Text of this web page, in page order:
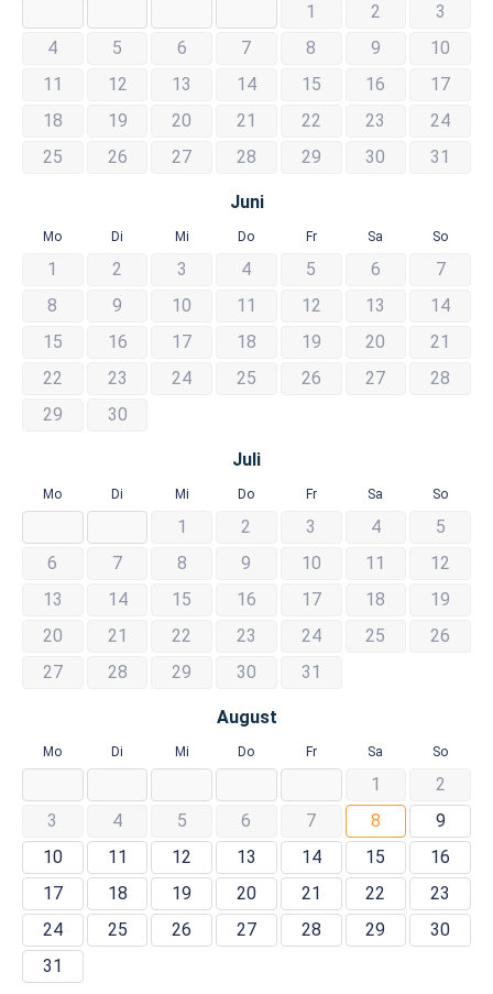
1 2
3
4
5 6 7 8 9
10
11
12 13 14 15 16
17
18
19 20 21 22 23
24
25
26 27 28 29 30 31
Juni
Mo Di Mi Do Fr Sa So
1 2 3 4 5 6
7
8
9 10 11 12 13
14
15
16 17 18 19 20
21
22
23 24 25 26 27
28
29
30
Juli
Mo Di Mi Do Fr Sa So
1 2 3 4
5
6
7 8 9 10 11
12
13
14 15 16 17 18
19
20
21 22 23 24 25
26
27
28 29 30 31
August
Mo Di Mi Do Fr Sa So
1
2
3
4 5 6 7 8
9
10
11 12 13 14 15
16
17
18 19 20 21 22
23
24
25 26 27 28 29
30
31